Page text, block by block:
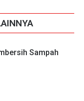
Sampah